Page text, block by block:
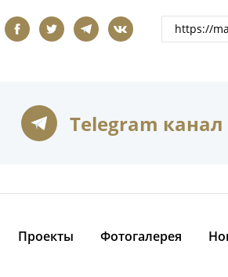
Telegram канал
Проекты Фотогалерея